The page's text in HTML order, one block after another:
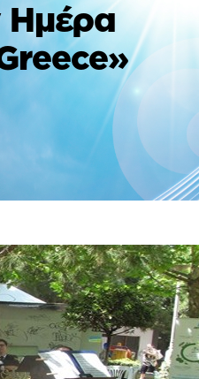
Ημέρα